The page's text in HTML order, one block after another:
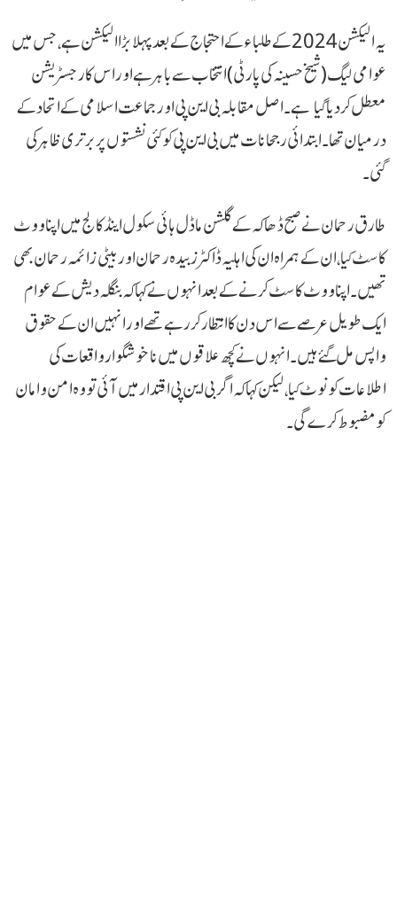
یہ الیکشن 2024 کے طلباء کے احتجاج کے بعد پہلا بڑا الیکشن ہے، جس میں
عوامی لیگ (شیخ حسینہ کی پارٹی) انتخاب سے باہر ہے اور اس کا رجسٹریشن
معطل کر دیا گیا ہے۔ اصل مقابلہ بی این پی اور جماعت اسلامی کے اتحاد کے
درمیان تھا۔ ابتدائی رجحانات میں بی این پی کو کئی نشستوں پر برتری ظاہر کی
گئی۔
طارق رحمان نے صبح ڈھاکہ کے گلشن ماڈل ہائی سکول اینڈ کالج میں اپنا ووٹ
کاسٹ کیا، ان کے ہمراہ ان کی اہلیہ ڈاکٹر زبیدہ رحمان اور بیٹی زائمہ رحمان بھی
تھیں۔ اپنا ووٹ کاسٹ کرنے کے بعد انہوں نے کہا کہ بنگلہ دیش کے عوام
ایک طویل عرصے سے اس دن کا انتظار کر رہے تھے اور انہیں ان کے حقوق
واپس مل گئے ہیں۔ انہوں نے کچھ علاقوں میں ناخوشگوار واقعات کی
اطلاعات کو نوٹ کیا، لیکن کہا کہ اگر بی این پی اقتدار میں آئی تو وہ امن و امان
کو مضبوط کرے گی۔